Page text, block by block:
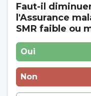
Faut-il
l'Assurance
SMR faible ou
Oui
Non